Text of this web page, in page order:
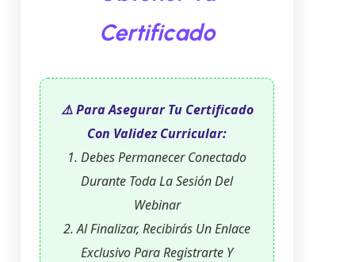
Certificado
⚠️ Para Asegurar Tu Certificado
Con Validez Curricular:
1. Debes Permanecer Conectado
Durante Toda La Sesión Del
Webinar
2. Al Finalizar, Recibirás Un Enlace
Exclusivo Para Registrarte Y